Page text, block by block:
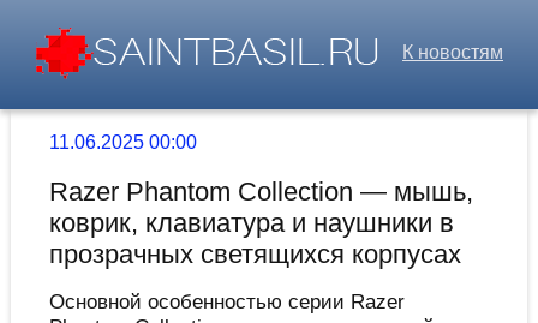
К новостям
11.06.2025 00:00
Razer Phantom Collection — мышь,
коврик, клавиатура и наушники в
прозрачных светящихся корпусах
Основной особенностью серии Razer